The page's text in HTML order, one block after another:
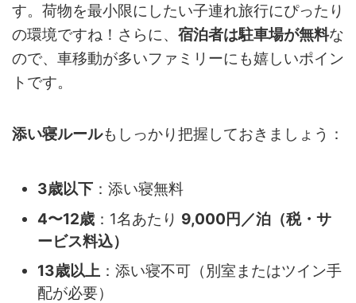
す。荷物を最小限にしたい子連れ旅行にぴったり
の環境ですね！さらに、 宿泊者は駐車場が無料な
ので、車移動が多いファミリーにも嬉しいポイン
トです。
添い寝ルールもしっかり把握しておきましょう：
3歳以下 ：添い寝無料
4〜12歳 ：1名あたり 9,000円／泊（税・サ
ービス料込）
13歳以上 ：添い寝不可（別室またはツイン手
配が必要）